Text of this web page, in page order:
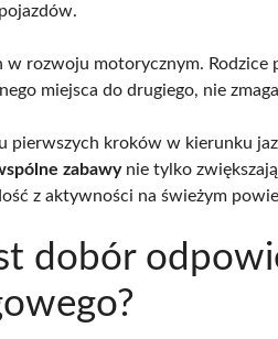
w rozwoju motorycznym.
miejsca do drugiego, nie
pierwszych kroków w kierunku
zabawynie tylko
z aktywności na świeżym
dobór